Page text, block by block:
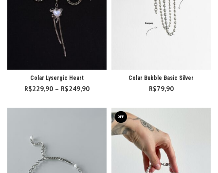
Colar Lysergic Heart
R$229,90 – R$249,90
R$229,90
através
R$249,90
Colar Bubble Basic Silver
R$79,90
OFF